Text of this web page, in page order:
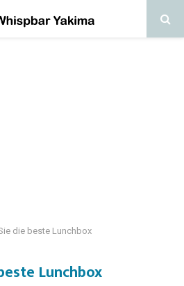
die beste Lunchbox
Lunchbox